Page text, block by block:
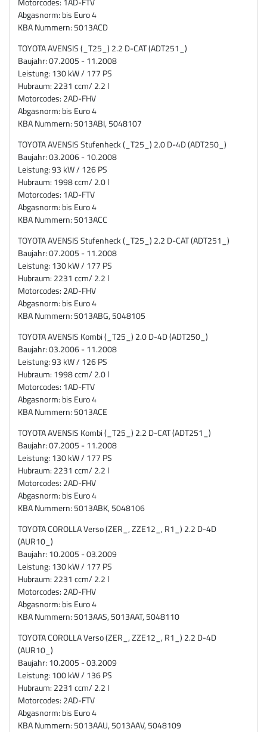
Abgasnorm: bis Euro 4
KBA Nummern: 5013ACD
TOYOTA AVENSIS (_T25_) 2.2 D-CAT (ADT251_)
Baujahr: 07.2005 - 11.2008
Leistung: 130 kW / 177 PS
Hubraum: 2231 ccm/ 2.2 l
Motorcodes: 2AD-FHV
Abgasnorm: bis Euro 4
KBA Nummern: 5013ABI, 5048107
TOYOTA AVENSIS Stufenheck (_T25_) 2.0 D-4D (ADT250_)
Baujahr: 03.2006 - 10.2008
Leistung: 93 kW / 126 PS
Hubraum: 1998 ccm/ 2.0 l
Motorcodes: 1AD-FTV
Abgasnorm: bis Euro 4
KBA Nummern: 5013ACC
TOYOTA AVENSIS Stufenheck (_T25_) 2.2 D-CAT (ADT251_)
Baujahr: 07.2005 - 11.2008
Leistung: 130 kW / 177 PS
Hubraum: 2231 ccm/ 2.2 l
Motorcodes: 2AD-FHV
Abgasnorm: bis Euro 4
KBA Nummern: 5013ABG, 5048105
TOYOTA AVENSIS Kombi (_T25_) 2.0 D-4D (ADT250_)
Baujahr: 03.2006 - 11.2008
Leistung: 93 kW / 126 PS
Hubraum: 1998 ccm/ 2.0 l
Motorcodes: 1AD-FTV
Abgasnorm: bis Euro 4
KBA Nummern: 5013ACE
TOYOTA AVENSIS Kombi (_T25_) 2.2 D-CAT (ADT251_)
Baujahr: 07.2005 - 11.2008
Leistung: 130 kW / 177 PS
Hubraum: 2231 ccm/ 2.2 l
Motorcodes: 2AD-FHV
Abgasnorm: bis Euro 4
KBA Nummern: 5013ABK, 5048106
TOYOTA COROLLA Verso (ZER_, ZZE12_, R1_) 2.2 D-4D
(AUR10_)
Baujahr: 10.2005 - 03.2009
Leistung: 130 kW / 177 PS
Hubraum: 2231 ccm/ 2.2 l
Motorcodes: 2AD-FHV
Abgasnorm: bis Euro 4
KBA Nummern: 5013AAS, 5013AAT, 5048110
TOYOTA COROLLA Verso (ZER_, ZZE12_, R1_) 2.2 D-4D
(AUR10_)
Baujahr: 10.2005 - 03.2009
Leistung: 100 kW / 136 PS
Hubraum: 2231 ccm/ 2.2 l
Motorcodes: 2AD-FTV
Abgasnorm: bis Euro 4
KBA Nummern: 5013AAU, 5013AAV, 5048109